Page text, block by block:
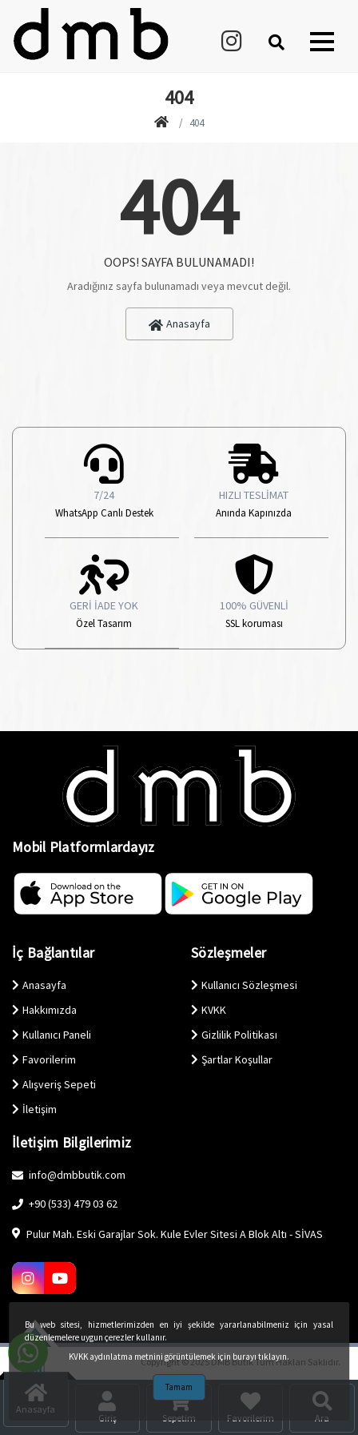
404
404
404
OOPS! SAYFA BULUNAMADI!
Aradığınız sayfa bulunamadı veya mevcut değil.
Anasayfa
7/24
WhatsApp Canlı Destek
HIZLI TESLİMAT
Anında Kapınızda
GERİ İADE YOK
Özel Tasarım
100% GÜVENLİ
SSL koruması
Mobil Platformlardayız
İç Bağlantılar
Anasayfa
Hakkımızda
Kullanıcı Paneli
Favorilerim
Alışveriş Sepeti
İletişim
Sözleşmeler
Kullanıcı Sözleşmesi
KVKK
Gizlilik Politikası
Şartlar Koşullar
İletişim Bilgilerimiz
info@dmbbutik.com
+90 (533) 479 03 62
Pulur Mah. Eski Garajlar Sok. Kule Evler Sitesi A Blok Altı - SİVAS
Copyright © 2025 DMB Butik Tüm Hakları Saklıdır.
Anasayfa
Giriş Sepetim Favorilerim Ara
Bu web sitesi, hizmetlerimizden en iyi şekilde yararlanabilmeniz için yasal
düzenlemelere uygun çerezler kullanır.
KVKK aydınlatma metnini görüntülemek için burayı tıklayın.
Tamam